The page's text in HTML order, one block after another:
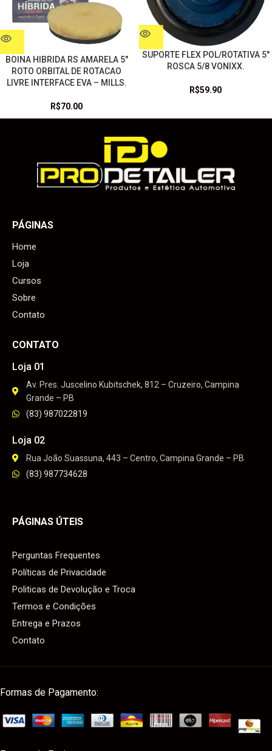
BOINA HIBRIDA RS AMARELA 5″
ROTO ORBITAL DE ROTACAO
LIVRE INTERFACE EVA – MILLS.
R$70.00
SUPORTE FLEX POL/ROTATIVA 5″
ROSCA 5/8 VONIXX.
R$59.90
PÁGINAS
Home
Loja
Cursos
Sobre
Contato
CONTATO
Loja 01
Av. Pres. Juscelino Kubitschek, 812 – Cruzeiro, Campina
Grande – PB
(83) 987022819
Loja 02
Rua João Suassuna, 443 – Centro, Campina Grande – PB
(83) 987734628
PÁGINAS ÚTEIS
Perguntas Frequentes
Políticas de Privacidade
Politicas de Devolução e Troca
Termos e Condições
Entrega e Prazos
Contato
Formas de Pagamento: